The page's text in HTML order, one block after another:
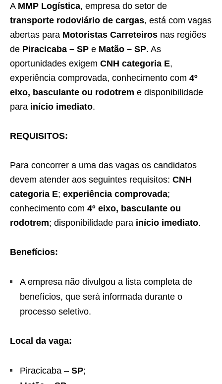
A MMP Logística, empresa do setor de
transporte rodoviário de cargas, está com vagas
abertas para Motoristas Carreteiros nas regiões
de Piracicaba – SP e Matão – SP. As
oportunidades exigem CNH categoria E,
experiência comprovada, conhecimento com 4º
eixo, basculante ou rodotrem e disponibilidade
para início imediato.
REQUISITOS:
Para concorrer a uma das vagas os candidatos
devem atender aos seguintes requisitos: CNH
categoria E; experiência comprovada;
conhecimento com 4º eixo, basculante ou
rodotrem; disponibilidade para início imediato.
Benefícios:
A empresa não divulgou a lista completa de
benefícios, que será informada durante o
processo seletivo.
Local da vaga:
Piracicaba – SP;